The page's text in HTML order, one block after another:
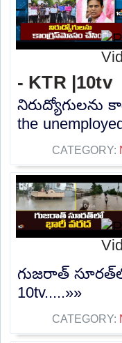
- KTR |10tv
నిరుద్యోగులను
the
CATEGORY:
గుజరాత్‌
10tv.....»»
CATEGORY: